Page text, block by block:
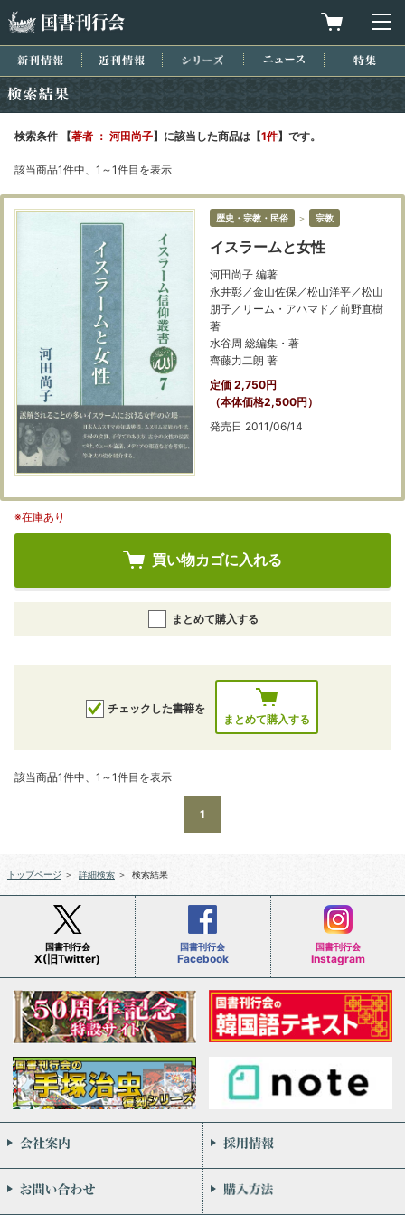
買物カゴを
新刊情報 近刊情報 シリーズ ニュース
検索条件 【著者 ： 河田尚子】に該当した商品は【1件】です。
該当商品1件中、1～1件目を表示
歴史・宗教・民俗 ＞ 宗教
イスラームと女性
河田尚子 編著
永井彰／金山佐保／松山洋平／松山
朋子／リーム・アハマド／前野直樹
著
水谷周 総編集・著
齊藤力二朗 著
定価 2,750円
（本体価格2,500円）
発売日 2011/06/14
※在庫あり
買い物カゴに入れる
まとめて購入する
チェックした書籍を
まとめて購入する
該当商品1件中、1～1件目を表示
1
トップページ ＞ 詳細検索 ＞ 検索結果
国書刊行会
X(旧Twitter)
国書刊行会
Facebook
国書刊行会
Instagram
会社案内
お問い合わせ